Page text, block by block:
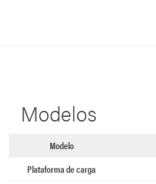
Modelos